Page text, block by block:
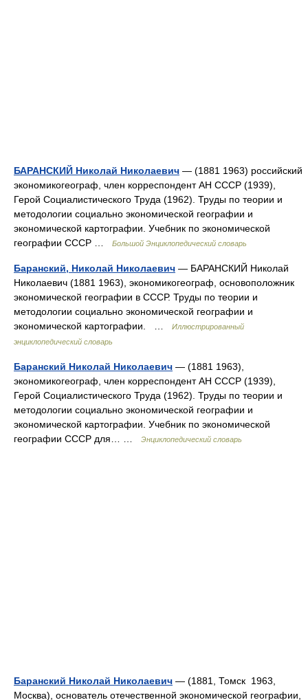
БАРАНСКИЙ Николай Николаевич — (1881 1963) российский
экономикогеограф, член корреспондент АН СССР (1939),
Герой Социалистического Труда (1962). Труды по теории и
методологии социально экономической географии и
экономической картографии. Учебник по экономической
географии СССР …
Большой Энциклопедический словарь
Баранский, Николай Николаевич — БАРАНСКИЙ Николай
Николаевич (1881 1963), экономикогеограф, основоположник
экономической географии в СССР. Труды по теории и
методологии социально экономической географии и
экономической картографии. …
Иллюстрированный
энциклопедический словарь
Баранский Николай Николаевич — (1881 1963),
экономикогеограф, член корреспондент АН СССР (1939),
Герой Социалистического Труда (1962). Труды по теории и
методологии социально экономической географии и
экономической картографии. Учебник по экономической
географии СССР для… …
Энциклопедический словарь
Баранский Николай Николаевич — (1881, Томск 1963,
Москва), основатель отечественной экономической географии,